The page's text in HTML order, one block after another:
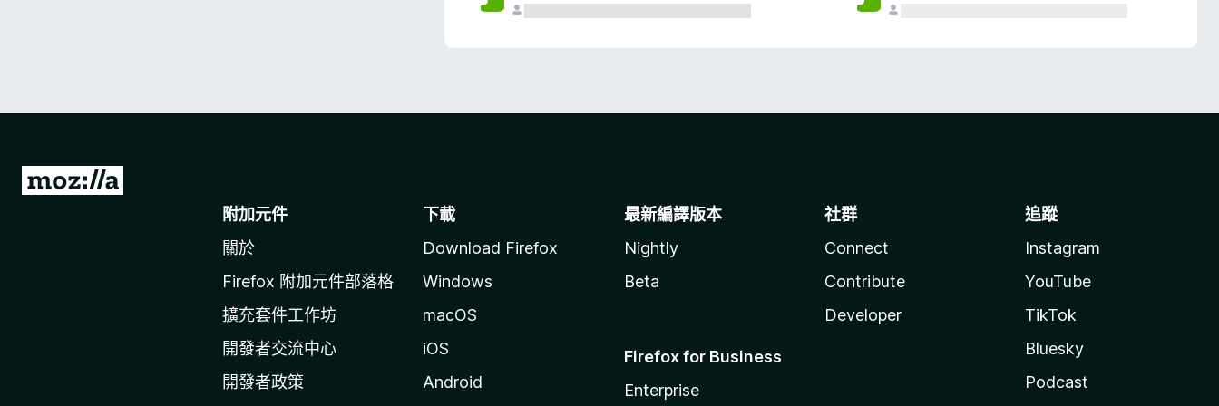
前
附加元件
關於
Firefox 附加元件部落格
擴充套件工作坊
開發者交流中心
開發者政策
下載
Download Firefox
Windows
macOS
iOS
Android
最新編譯版本
Nightly
Beta
Firefox for Business
Enterprise
社群
Connect
Contribute
Developer
追蹤
Instagram
YouTube
TikTok
Bluesky
Podcast